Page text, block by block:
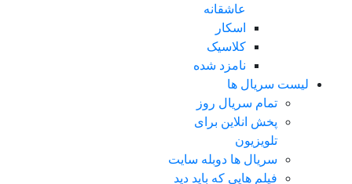
عاشقانه
اسکار
کلاسیک
نامزد شده
لیست سریال ها
تمام سریال روز
پخش انلاین برای
تلویزیون
سریال ها دوبله سایت
فیلم هایی که باید دید